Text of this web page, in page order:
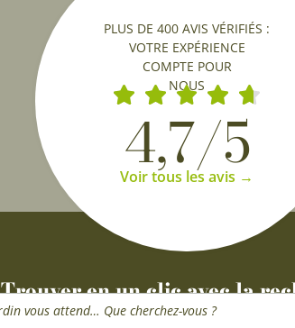
PLUS DE 400 AVIS VÉRIFIÉS :
VOTRE EXPÉRIENCE
COMPTE POUR
NOUS
4,7/5
Voir tous les avis →
Trouver en un clic avec la